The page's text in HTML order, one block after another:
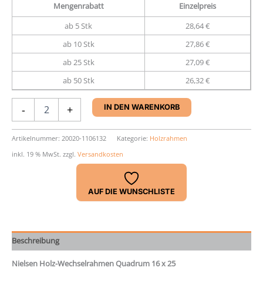
Mengenrabatt
Einzelpreis
ab 5 Stk
28,64 €
ab 10 Stk
27,86 €
ab 25 Stk
27,09 €
ab 50 Stk
26,32 €
-
Nielsen
Quadrum
16
x
+ IN DEN WARENKORB
Artikelnummer: 20020-1106132 Kategorie: Holzrahmen
inkl. 19 % MwSt. zzgl. Versandkosten
AUF DIE WUNSCHLISTE
Beschreibung
Nielsen Holz-Wechselrahmen Quadrum 16 x 25